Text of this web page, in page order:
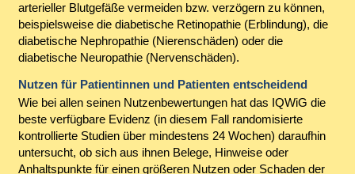
arterieller Blutgefäße vermeiden bzw. verzögern zu können,
beispielsweise die diabetische Retinopathie (Erblindung), die
diabetische Nephropathie (Nierenschäden) oder die
diabetische Neuropathie (Nervenschäden).
Nutzen für Patientinnen und Patienten entscheidend
Wie bei allen seinen Nutzenbewertungen hat das IQWiG die
beste verfügbare Evidenz (in diesem Fall randomisierte
kontrollierte Studien über mindestens 24 Wochen) daraufhin
untersucht, ob sich aus ihnen Belege, Hinweise oder
Anhaltspunkte für einen größeren Nutzen oder Schaden der